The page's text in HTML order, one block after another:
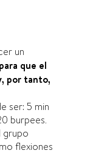
un
que el
por tanto,
ser: 5 min
burpees.
grupo
flexiones